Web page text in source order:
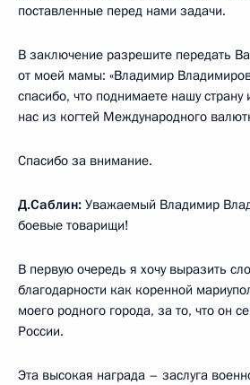
поставленные перед нами задачи.
В заключение разрешите передать
от моей мамы: «Владимир
спасибо, что поднимаете нашу
нас из когтей Международного
Спасибо за внимание.
Д.Саблин: Уважаемый Владимир
боевые товарищи!
В первую очередь я хочу выразить
благодарности как коренной
моего родного города, за то, что он
России.
Эта высокая награда – заслуга